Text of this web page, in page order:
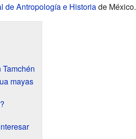
de Antropología e Historiade México.
mayas